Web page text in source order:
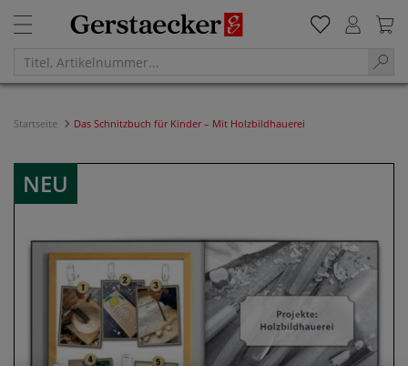
Startseite Das Schnitzbuch für Kinder – Mit Holzbildhauerei
NEU